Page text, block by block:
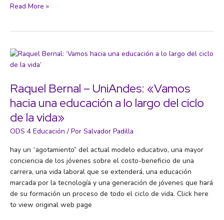
The
Systems
Change
Read More »
Raquel Bernal – UniAndes: «Vamos
hacia una educación a lo largo del ciclo
de la vida»
ODS 4 Educación / Por Salvador Padilla
hay un “agotamiento” del actual modelo educativo, una mayor
conciencia de los jóvenes sobre el costo-beneficio de una
carrera, una vida laboral que se extenderá, una educación
marcada por la tecnología y una generación de jóvenes que hará
de su formación un proceso de todo el ciclo de vida. Click here
to view original web page